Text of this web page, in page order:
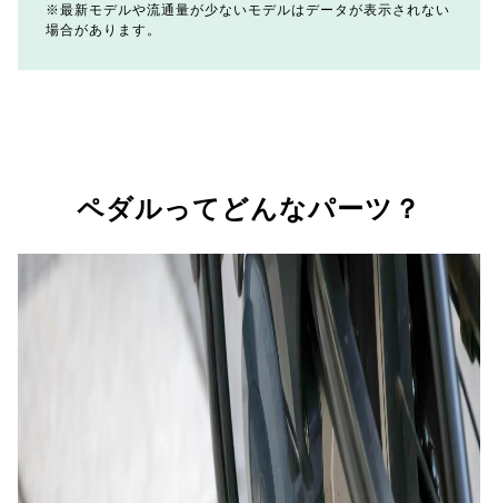
最新モデルや流通量が少ないモデルはデータが表示されない
場合があります。
ペダルってどんなパーツ？